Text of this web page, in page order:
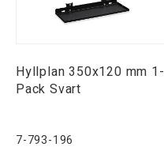
Hyllplan 350x120 mm 1-
Pack Svart
7-793-196